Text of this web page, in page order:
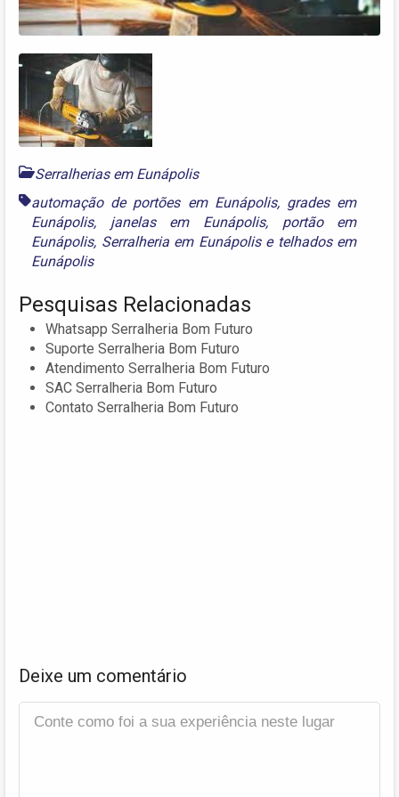
Serralherias em Eunápolis
automação de portões em Eunápolis, grades em
Eunápolis, janelas em Eunápolis, portão em
Eunápolis, Serralheria em Eunápolise telhados em
Eunápolis
Pesquisas Relacionadas
Whatsapp Serralheria Bom Futuro
Suporte Serralheria Bom Futuro
Atendimento Serralheria Bom Futuro
SAC Serralheria Bom Futuro
Contato Serralheria Bom Futuro
Deixe um comentário